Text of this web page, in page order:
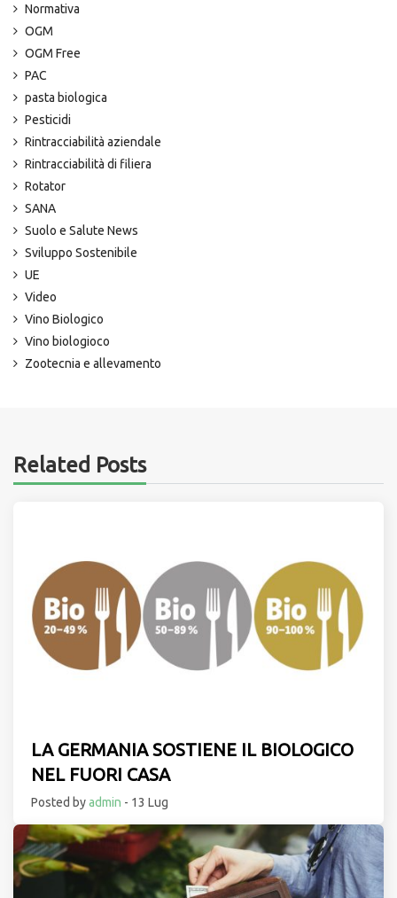
Normativa
OGM
OGM Free
PAC
pasta biologica
Pesticidi
Rintracciabilità aziendale
Rintracciabilità di filiera
Rotator
SANA
Suolo e Salute News
Sviluppo Sostenibile
UE
Video
Vino Biologico
Vino biologioco
Zootecnia e allevamento
Related Posts
LA GERMANIA SOSTIENE IL BIOLOGICO
NEL FUORI CASA
Posted byadmin - 13 Lug